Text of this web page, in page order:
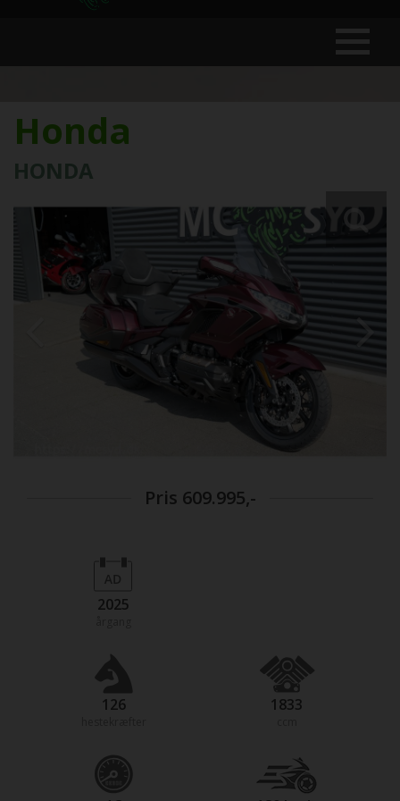
Honda
HONDA
Pris 609.995,-
2025
126 1833